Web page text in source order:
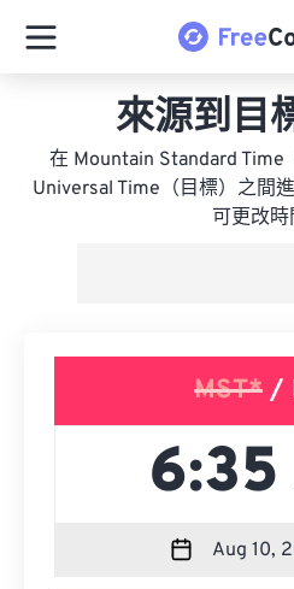
來源到目
在 Mountain Standard Time
Universal Time（目標）之間
可更改時
MST*/